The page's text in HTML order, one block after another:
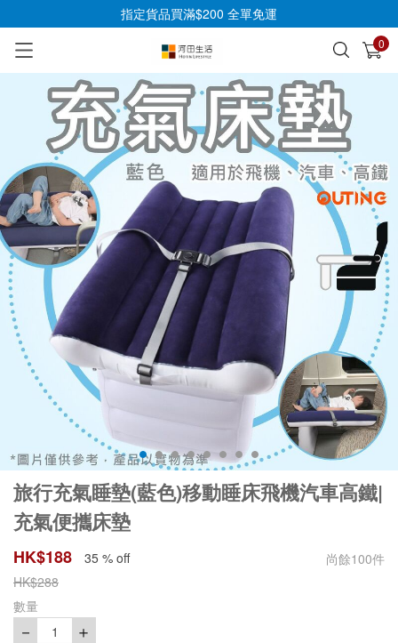
指定貨品買滿$200 全單免運
0
已加入購物車 查看
旅行充氣睡墊(藍色)移動睡床飛機汽車高鐵|
充氣便攜床墊
HK$188 35 % off 尚餘100件
HK$288
數量
－ 1 ＋